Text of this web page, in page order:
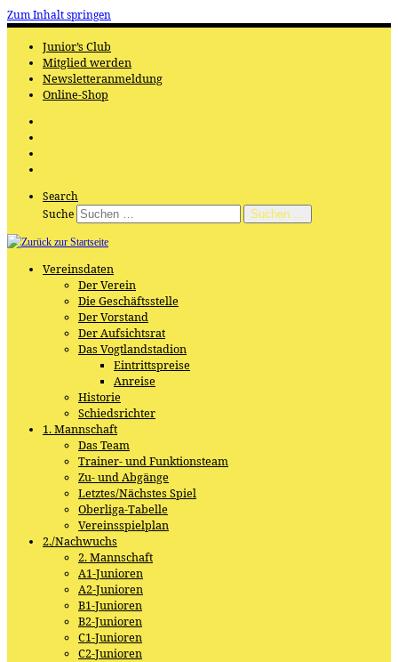
Zum Inhalt springen
Junior’s Club
Mitglied werden
Newsletteranmeldung
Online-Shop
Search
Suche
Suchen …
Vereinsdaten
Der Verein
Die Geschäftsstelle
Der Vorstand
Der Aufsichtsrat
Das Vogtlandstadion
Eintrittspreise
Anreise
Historie
Schiedsrichter
1. Mannschaft
Das Team
Trainer- und Funktionsteam
Zu- und Abgänge
Letztes/Nächstes Spiel
Oberliga-Tabelle
Vereinsspielplan
2./Nachwuchs
2. Mannschaft
A1-Junioren
A2-Junioren
B1-Junioren
B2-Junioren
C1-Junioren
C2-Junioren